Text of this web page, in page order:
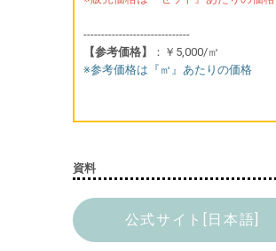
------------------------------
【参考価格】
：￥5,000/㎡
※参考価格は『㎡』あたりの価格
資料
公式サイト[日本語]